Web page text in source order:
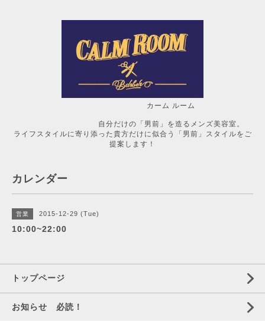
カーム ルーム
自分だけの「男前」を造るメンズ美容室。
ライフスタイルに寄り添った貴方だけに似合う「男前」スタイルをご
提案します！
カレンダー
営業 2015-12-29 (Tue)
10:00~22:00
トップページ
お知らせ 必読！